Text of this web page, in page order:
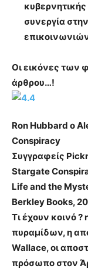
συνεργία στην
Οι εικόνες των
άρθρου…!
Ron Hubbard ο
Conspiracy
Συγγραφείς
Stargate
Life and the
Berkley Books,
Τι έχουν κοινό ?
πυραμίδων, η
Wallace, οι
πρόσωπο στον